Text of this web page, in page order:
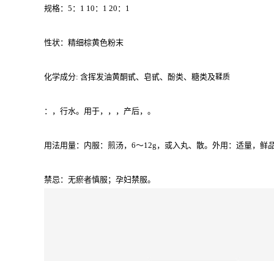
规格：5：1 10：1 20：1
性状：精细棕黄色粉末
化学成分: 含挥发油黄酮甙、 皂甙、 酚类、 糖类及鞣质
：，行水。用于，，，产后，。
用法用量：内服：煎汤，6～12g，或入丸、散。外用：适量，鲜
禁忌：无瘀者慎服；孕妇禁服。